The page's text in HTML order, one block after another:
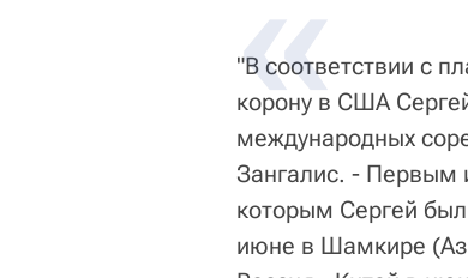
"В соответствии с
корону в США
международных
Зангалис. - Первым
которым Сергей
июне в Шамкире